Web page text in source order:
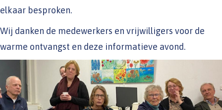
elkaar besproken.
Wij danken de medewerkers en vrijwilligers voor de
warme ontvangst en deze informatieve avond.